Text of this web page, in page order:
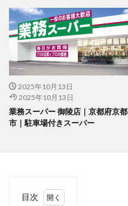
2025年10月13日
2025年10月13日
業務スーパー 御陵店｜京都府京都
市｜駐車場付きスーパー
目次